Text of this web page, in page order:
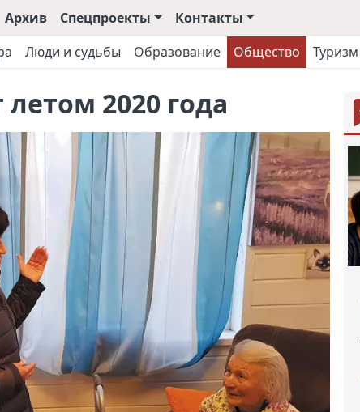
Архив Спецпроекты
Контакты
Люди и судьбы Образование Общество Туризм
2020 года